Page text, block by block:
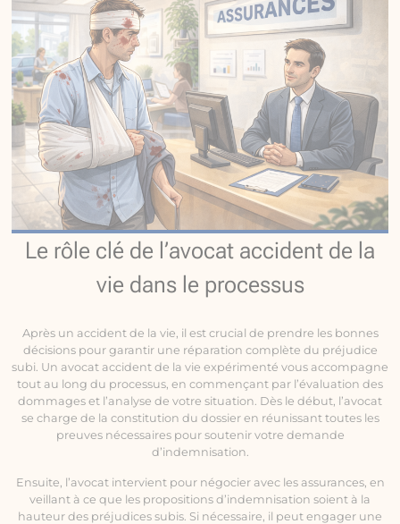
Le rôle clé de l’avocat accident de la
vie dans le processus
Après un accident de la vie, il est crucial de prendre les bonnes
décisions pour garantir une réparation complète du préjudice
subi. Un avocat accident de la vie expérimenté vous accompagne
tout au long du processus, en commençant par l’évaluation des
dommages et l’analyse de votre situation. Dès le début, l’avocat
se charge de la constitution du dossier en réunissant toutes les
preuves nécessaires pour soutenir votre demande
d’indemnisation.
Ensuite, l’avocat intervient pour négocier avec les assurances, en
veillant à ce que les propositions d’indemnisation soient à la
hauteur des préjudices subis. Si nécessaire, il peut engager une